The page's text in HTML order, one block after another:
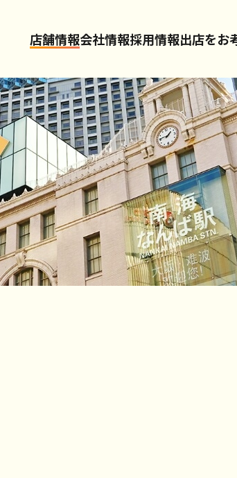
店舗情報会社情報採用情報出店をお